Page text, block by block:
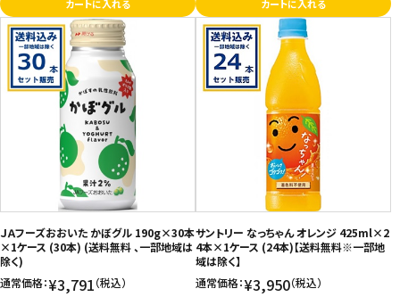
カートに入れる カートに入れる
ＪＡフーズおおいた かぼグル 190g×30本
×1ケース (30本) (送料無料 、一部地域は
除く)
通常価格：¥3,791（税込）
サントリー なっちゃん オレンジ 425ml×2
4本×1ケース (24本)【送料無料※一部地
域は除く】
通常価格：¥3,950（税込）